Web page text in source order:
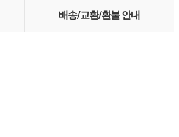
배송/교환/환불 안내